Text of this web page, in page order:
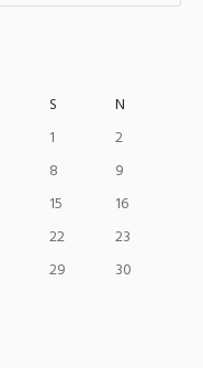
S
N
1
2
8
9
15
16
22
23
29
30